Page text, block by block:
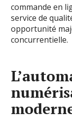
commande en
service de
opportunité
concurrentielle.